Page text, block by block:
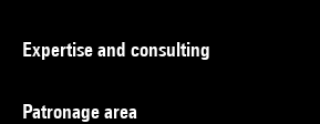
Expertise and consulting
Patronage area